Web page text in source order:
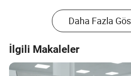
Daha Fazla
İlgili Makaleler